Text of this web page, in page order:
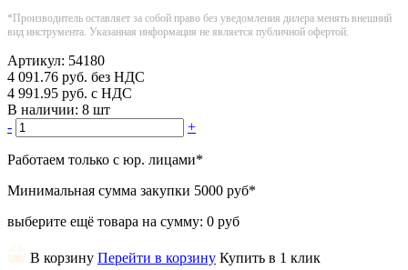
*Производитель оставляет за собой право без уведомления дилера менять внешний
вид инструмента. Указанная информация не является публичной офертой.
Артикул: 54180
4 091.76 руб. без НДС
4 991.95 руб. с НДС
В наличии: 8 шт
-
+
Работаем только с юр. лицами*
Минимальная сумма закупки 5000 руб*
выберите ещё товара на сумму: 0 руб
В корзину Перейти в корзину Купить в 1 клик